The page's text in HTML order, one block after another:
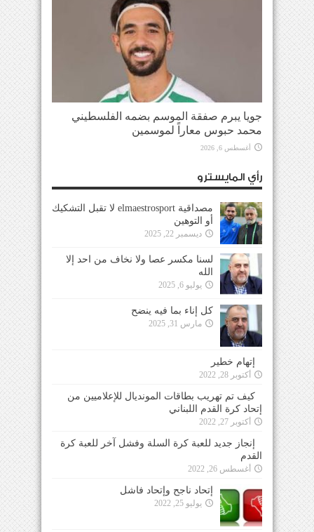
جويا يبرم صفقة الموسم بضمه الفلسطيني
محمد حبوس معاراً لموسمين
أغسطس 6, 2026
رأي المايسترو
مصداقية elmaestrosport لا تقبل التشكيك
أو التوهين
ديسمبر 22, 2025
لسنا مكسر عصا ولا نخاف من احد إلا
الله
يوليو 6, 2025
كل إناء بما فيه ينضح
مارس 31, 2025
إتهام خطير
أكتوبر 28, 2022
كيف تم تهريب بطاقات المونديال للإعلاميين من
إتحاد كرة القدم اللبناني
أكتوبر 27, 2022
إنجاز جديد للعبة كرة السلة وفشل آخر للعبة كرة
القدم
أغسطس 26, 2022
إتحاد ناجح وإتحاد فاشل
يوليو 25, 2022